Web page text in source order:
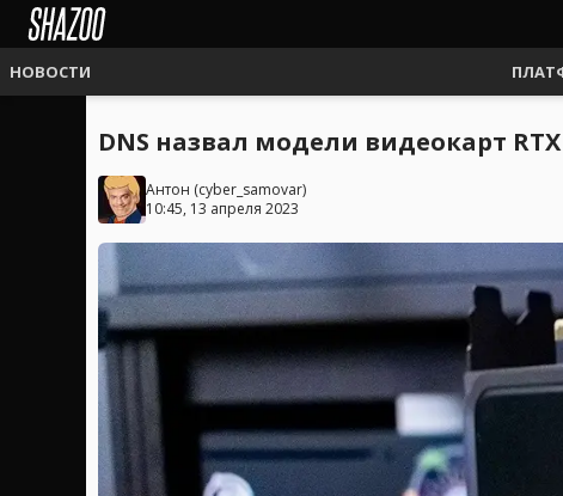
НОВОСТИ
DNS назвал модели видеокарт
Антон (cyber_samovar)
10:45, 13 апреля 2023